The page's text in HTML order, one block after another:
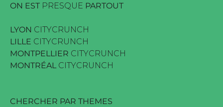
ON EST PRESQUE PARTOUT
LYON CITYCRUNCH
LILLE CITYCRUNCH
MONTPELLIER CITYCRUNCH
MONTRÉAL CITYCRUNCH
CHERCHER PAR THEMES